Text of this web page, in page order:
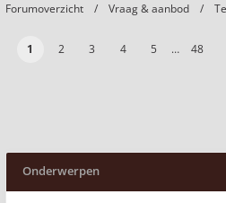
Forumoverzicht Vraag & aanbod
1 2 3 4 5 … 48
Onderwerpen